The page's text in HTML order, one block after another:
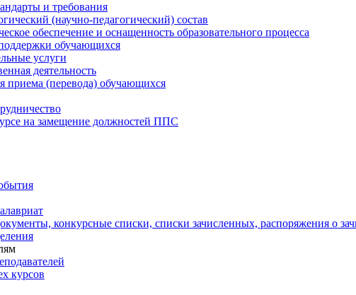
и требования
(научно-педагогический) состав
обеспечение и оснащенность образовательного процесса
обучающихся
услуги
деятельность
приема (перевода) обучающихся
на замещение должностей ППС
конкурсные списки, списки зачисленных, распоряжения о
курсов